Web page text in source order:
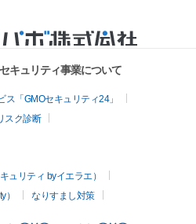
キュリティ事業について
「GMOセキュリティ24」
スク診断
ュリティ byイエラエ）
）
なりすまし対策